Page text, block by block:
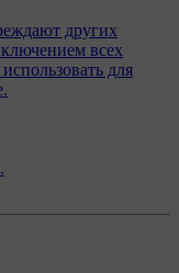
других
всех
для